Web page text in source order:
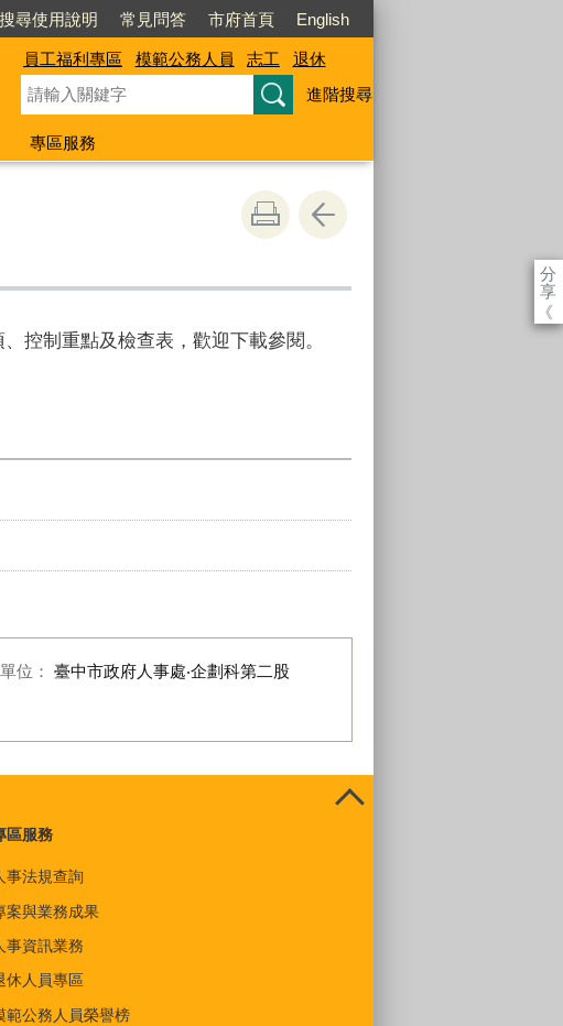
搜尋使用說明 常見問答 市府首頁 English
員工福利專區 模範公務人員 志工
退休
進階搜尋
專區服務
分
享
《
控制重點及檢查表，歡迎下載參閱。
位： 臺中市政府人事處‧企劃科第二股
區服務
事法規查詢
案與業務成果
事資訊業務
休人員專區
範公務人員榮譽榜